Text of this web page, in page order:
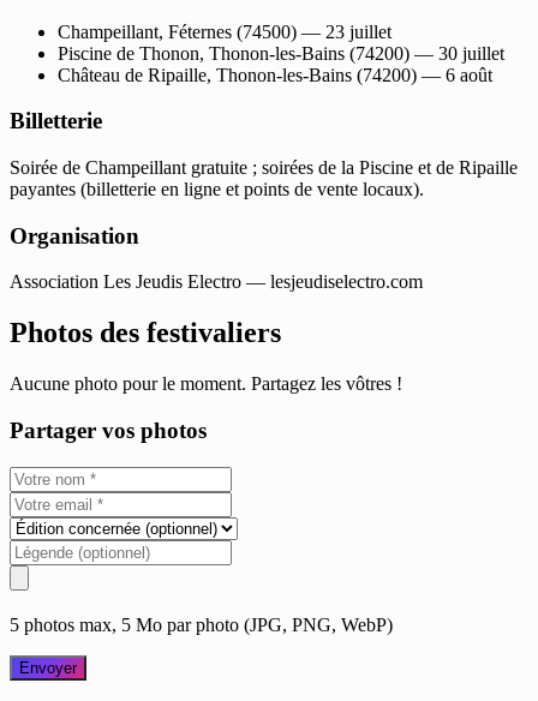
Champeillant, Féternes (74500) — 23 juillet
Piscine de Thonon, Thonon-les-Bains (74200) — 30 juillet
Château de Ripaille, Thonon-les-Bains (74200) — 6 août
Billetterie
Soirée de Champeillant gratuite ; soirées de la Piscine et de Ripaille
payantes (billetterie en ligne et points de vente locaux).
Organisation
Association Les Jeudis Electro — lesjeudiselectro.com
Photos des festivaliers
Aucune photo pour le moment. Partagez les vôtres !
Partager vos photos
5 photos max, 5 Mo par photo (JPG, PNG, WebP)
Envoyer